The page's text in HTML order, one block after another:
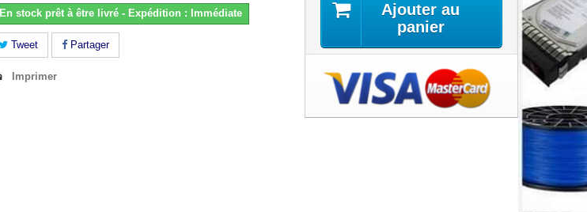
En stock prêt à être livré - Expédition : Immédiate
Tweet Partager
Imprimer
Ajouter au
panier